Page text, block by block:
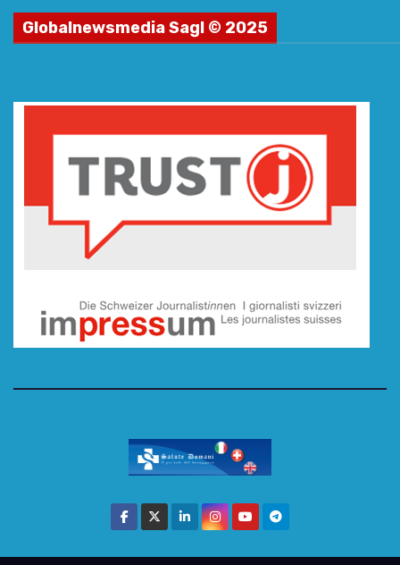
Globalnewsmedia Sagl © 2025